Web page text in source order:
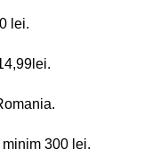
lei.
300 lei.